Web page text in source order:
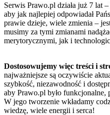
Serwis Prawo.pl działa już 7 lat
aby jak najlepiej odpowiadał
prawie dzieje, wiele zmienia –
musimy za tymi zmianami
merytorycznymi, jak i
Dostosowujemy więc treści i
najważniejsze są oczywiście
szybkość, niezawodność i
aby Prawo.pl było funkcjonalne,
W jego tworzenie wkładamy
wiedzę, wiele energii i serca!